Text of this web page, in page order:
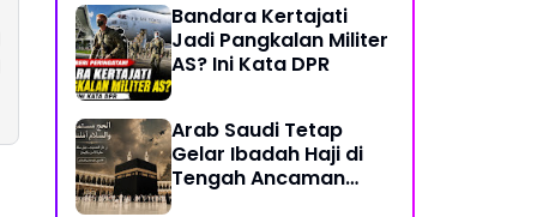
Bandara Kertajati
Jadi Pangkalan Militer
AS? Ini Kata DPR
Arab Saudi Tetap
Gelar Ibadah Haji di
Tengah Ancaman